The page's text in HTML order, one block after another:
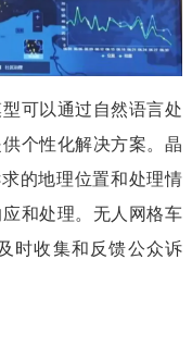
可以通过自然语言处
个性化解决方案。晶
的地理位置和处理情
和处理。无人网格车
时收集和反馈公众诉